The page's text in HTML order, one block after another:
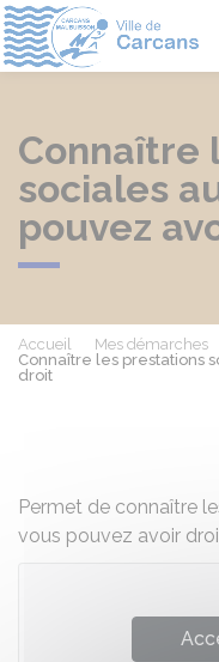
Connaître
sociales
pouvez
Accueil Mes démarches
Connaître les prestations
droit
Permet de connaître
vous pouvez avoir